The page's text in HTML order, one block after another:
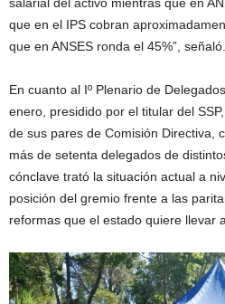
salarial del activo mientras que en
que en el IPS cobran
que en ANSES ronda el 45%”, señaló.
En cuanto al Iº Plenario de
enero, presidido por el titular del
de sus pares de Comisión Directiva,
más de setenta delegados de
cónclave trató la situación actual a
posición del gremio frente a las
reformas que el estado quiere llevar